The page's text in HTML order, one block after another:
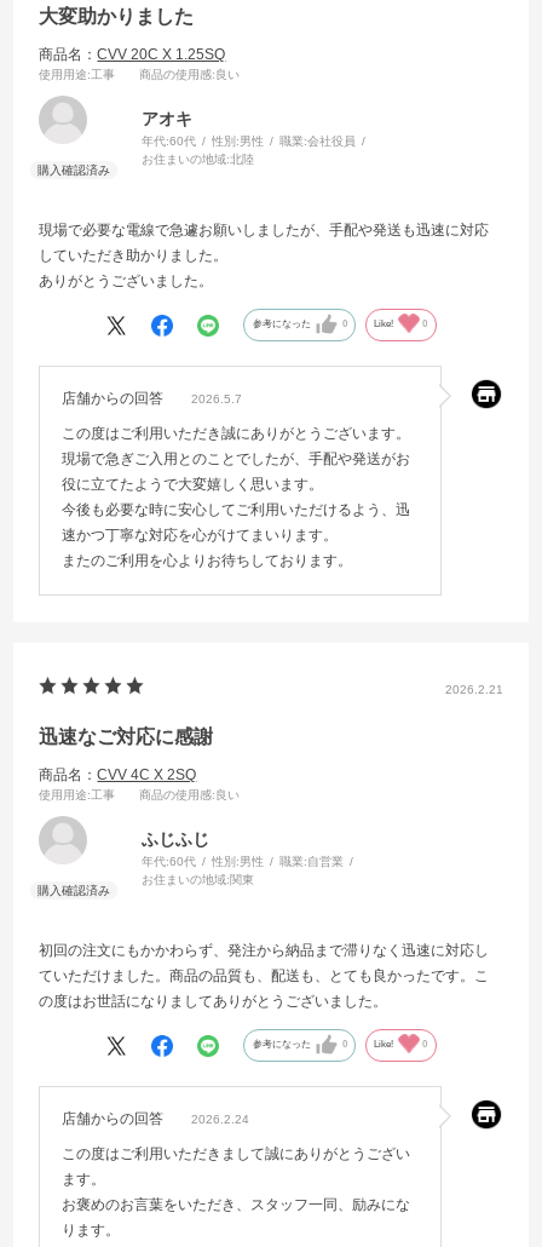
大変助かりました
商品名：CVV 20C X 1.25SQ
使用用途:工事 商品の使用感:良い
アオキ
年代:60代 性別:男性 職業:会社役員
お住まいの地域:北陸
現場で必要な電線で急遽お願いしましたが、手配や発送も迅速に対応
していただき助かりました。
ありがとうございました。
参考になった 0 Like! 0
店舗からの回答 2026.5.7
この度はご利用いただき誠にありがとうございます。
現場で急ぎご入用とのことでしたが、手配や発送がお
役に立てたようで大変嬉しく思います。
今後も必要な時に安心してご利用いただけるよう、迅
速かつ丁寧な対応を心がけてまいります。
またのご利用を心よりお待ちしております。
2026.2.21
迅速なご対応に感謝
商品名：CVV 4C X 2SQ
使用用途:工事 商品の使用感:良い
ふじふじ
年代:60代 性別:男性 職業:自営業
お住まいの地域:関東
初回の注文にもかかわらず、発注から納品まで滞りなく迅速に対応し
ていただけました。商品の品質も、配送も、とても良かったです。こ
の度はお世話になりましてありがとうございました。
参考になった 0 Like! 0
店舗からの回答 2026.2.24
この度はご利用いただきまして誠にありがとうござい
ます。
お褒めのお言葉をいただき、スタッフ一同、励みにな
ります。